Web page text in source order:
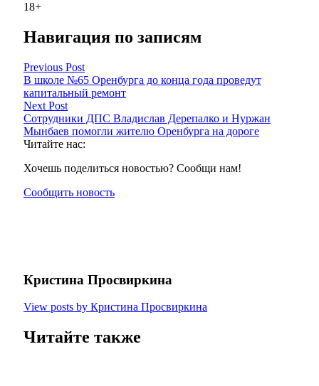
18+
Навигация по записям
Previous Post
В школе №65 Оренбурга до конца года проведут
капитальный ремонт
Next Post
Сотрудники ДПС Владислав Дерепалко и Нуржан
Мынбаев помогли жителю Оренбурга на дороге
Читайте нас:
Хочешь поделиться новостью? Сообщи нам!
Сообщить новость
Кристина Просвиркина
View posts by Кристина Просвиркина
Читайте также